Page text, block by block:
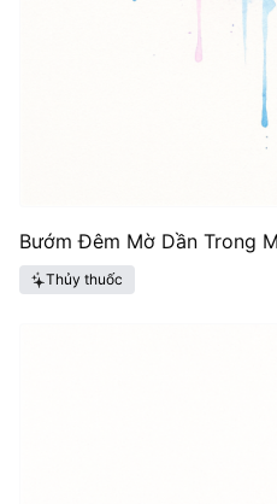
Bướm Đêm Mờ Dần Trong
Thủy thuốc